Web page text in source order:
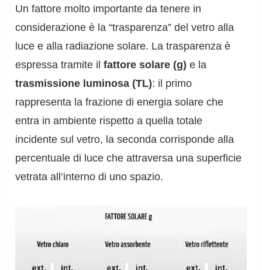
Un fattore molto importante da tenere in
considerazione è la “trasparenza” del vetro alla
luce e alla radiazione solare. La trasparenza è
espressa tramite ilfattore solare (g) e la
trasmissione luminosa (TL): il primo
rappresenta la frazione di energia solare che
entra in ambiente rispetto a quella totale
incidente sul vetro, la seconda corrisponde alla
percentuale di luce che attraversa una superficie
vetrata all’interno di uno spazio.